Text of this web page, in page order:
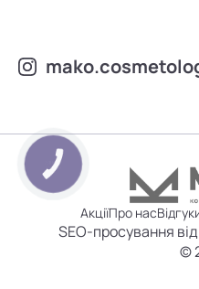
АкціїПро нас
SEO-просування
©
КНОПКА
ЗВ'ЯЗКУ